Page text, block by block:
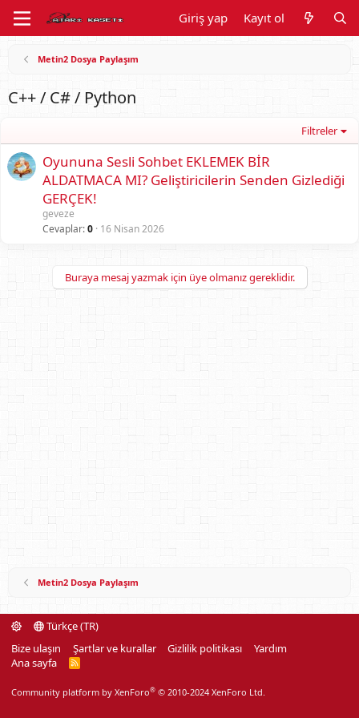
Giriş yap Kayıt ol
Metin2 Dosya Paylaşım
C++ / C# / Python
Filtreler
Oyununa Sesli Sohbet EKLEMEK BİR
ALDATMACA MI? Geliştiricilerin Senden Gizlediği
GERÇEK!
geveze
Cevaplar 0 16 Nisan 2026
Buraya mesaj yazmak için üye olmanız gereklidir.
Metin2 Dosya Paylaşım
Türkçe (TR)
Bize ulaşın
Şartlar ve kurallar Gizlilik politikası
Yardım
Ana sayfa
R
Community platform by XenForo® © 2010-2024 XenForo Ltd.